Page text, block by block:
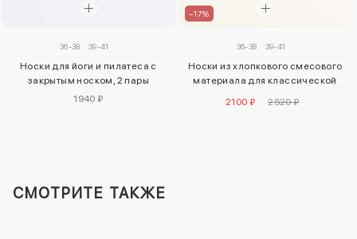
36-38 39-41
Носки для йоги и пилатеса с
закрытым носком, 2 пары
1940 ₽
–17%
36-38 39-41
Носки из хлопкового смесового
материала для классической
2100 ₽ 2520 ₽
СМОТРИТЕ ТАКЖЕ